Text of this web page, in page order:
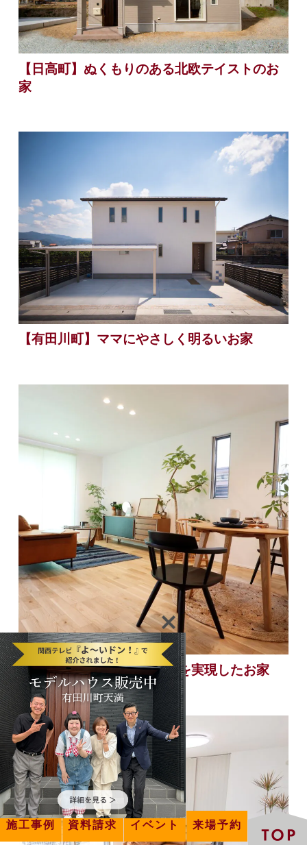
【日高町】ぬくもりのある北欧テイストのお
家
【有田川町】ママにやさしく明るいお家
【湯浅町】 できたらいいなを実現したお家
施工事例 資料請求 イベント 来場予約